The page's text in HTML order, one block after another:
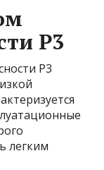
Р3
Р3
легким